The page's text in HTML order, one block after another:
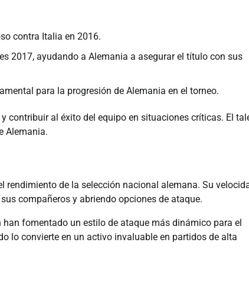
contra Italia en 2016.
2017, ayudando a Alemania a asegurar el título con sus
para la progresión de Alemania en el torneo.
contribuir al éxito del equipo en situaciones críticas. El
Alemania.
rendimiento de la selección nacional alemana. Su
compañeros y abriendo opciones de ataque.
fomentado un estilo de ataque más dinámico para el
lo convierte en un activo invaluable en partidos de alta